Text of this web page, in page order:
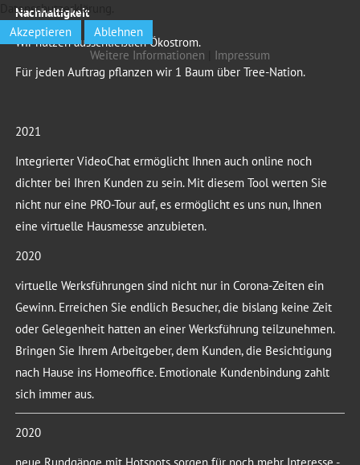
Nachhaltigkeit
Wir nutzen ausschließlich Ökostrom.
Für jeden Auftrag pflanzen wir 1 Baum über Tree-Nation.
2021
Integrierter VideoChat ermöglicht Ihnen auch online noch
dichter bei Ihren Kunden zu sein. Mit diesem Tool werten Sie
nicht nur eine PRO-Tour auf, es ermöglicht es uns nun, Ihnen
eine virtuelle Hausmesse anzubieten.
2020
virtuelle Werksführungen sind nicht nur in Corona-Zeiten ein
Gewinn. Erreichen Sie endlich Besucher, die bislang keine Zeit
oder Gelegenheit hatten an einer Werksführung teilzunehmen.
Bringen Sie Ihrem Arbeitgeber, dem Kunden, die Besichtigung
nach Hause ins Homeoffice. Emotionale Kundenbindung zahlt
sich immer aus.
2020
Datenschutzerklärung.
Akzeptieren
Ablehnen
Weitere Informationen
Impressum